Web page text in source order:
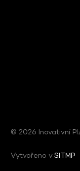
© 2026 Inovativní
Vytvořeno vSITMP